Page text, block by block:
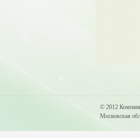
© 2012
Московская